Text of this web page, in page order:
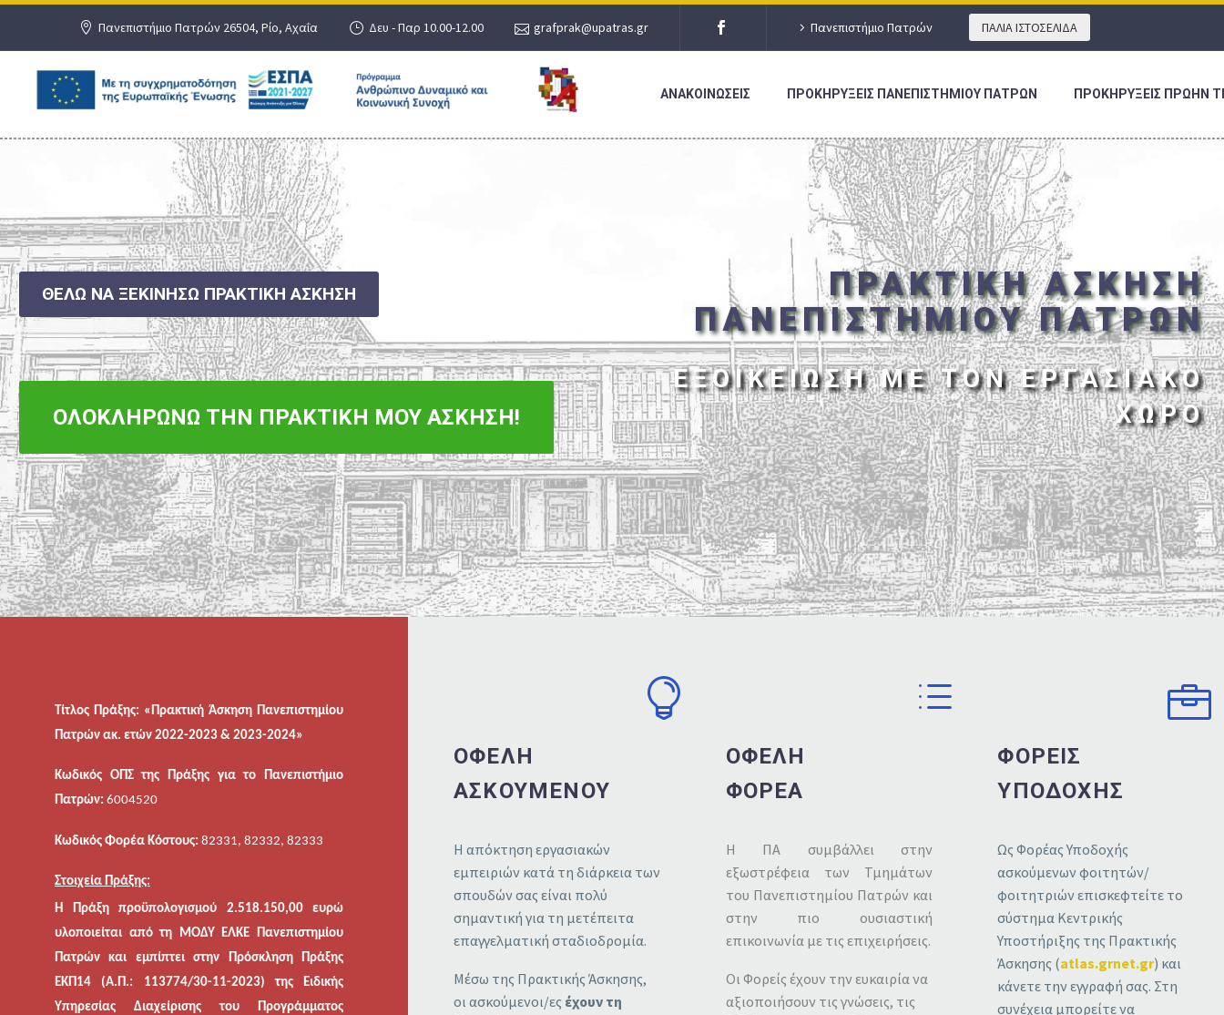
Πανεπιστήμιο Πατρών 26504, Ρίο, Αχαΐα Δευ - Παρ 10.00-12.00 grafprak@upatras.gr Πανεπιστήμιο Πατρών ΠΑΛΙΑ ΙΣΤΟΣΕΛΙΔΑ
ΑΝΑΚΟΙΝΩΣΕΙΣ ΠΡΟΚΗΡΥΞΕΙΣ ΠΑΝΕΠΙΣΤΗΜΙΟΥ ΠΑΤΡΩΝ ΠΡΟΚΗΡΥΞΕΙΣ ΠΡΩΗΝ
ΘΕΛΩ ΝΑ ΞΕΚΙΝΗΣΩ ΠΡΑΚΤΙΚΗ ΑΣΚΗΣΗ
ΟΛΟΚΛΗΡΩΝΩ ΤΗΝ ΠΡΑΚΤΙΚΗ ΜΟΥ ΑΣΚΗΣΗ!
ΠΡΑΚΤΙΚΗ ΑΣΚΗΣΗ
ΠΑΝΕΠΙΣΤΗΜΙΟΥ ΠΑΤΡΩΝ
ΕΞΟΙΚΕΙΩΣΗ ΜΕ ΤΟΝ ΕΡΓΑΣΙΑΚΟ
ΧΩΡΟ
Τίτλος Πράξης: «Πρακτική Άσκηση Πανεπιστημίου
Πατρών ακ. ετών 2022-2023 & 2023-2024»
Κωδικός ΟΠΣ της Πράξης για το Πανεπιστήμιο
Πατρών: 6004520
Κωδικός Φορέα Κόστους: 82331, 82332, 82333
Στοιχεία Πράξης:
Η Πράξη προϋπολογισμού 2.518.150,00 ευρώ
υλοποιείται από τη ΜΟΔΥ ΕΛΚΕ Πανεπιστημίου
Πατρών και εμπίπτει στην Πρόσκληση Πράξης
ΕΚΠ14 (Α.Π.: 113774/30-11-2023)
της Ειδικής
Υπηρεσίας Διαχείρισης του Προγράμματος


ΟΦΕΛΗ
ΑΣΚΟΥΜΕΝΟΥ
Η απόκτηση εργασιακών
εμπειριών κατά τη διάρκεια των
σπουδών σας είναι πολύ
σημαντική για τη μετέπειτα
επαγγελματική σταδιοδρομία.
Μέσω της Πρακτικής Άσκησης,
οι ασκούμενοι/ες έχουν τη
d
d
ΟΦΕΛΗ
ΦΟΡΕΑ
Η ΠΑ συμβάλλει στην
εξωστρέφεια των Τμημάτων
του Πανεπιστημίου Πατρών και
στην πιο ουσιαστική
επικοινωνία με τις επιχειρήσεις.
Οι Φορείς έχουν την ευκαιρία να
αξιοποιήσουν τις γνώσεις, τις


ΦΟΡΕΙΣ
ΥΠΟΔΟΧΗΣ
Ως Φορέας Υποδοχής
ασκούμενων φοιτητών/
φοιτητριών επισκεφτείτε το
σύστημα Κεντρικής
Υποστήριξης της Πρακτικής
Άσκησης (atlas.grnet.gr) και
κάνετε την εγγραφή σας. Στη
συνέχεια μπορείτε να